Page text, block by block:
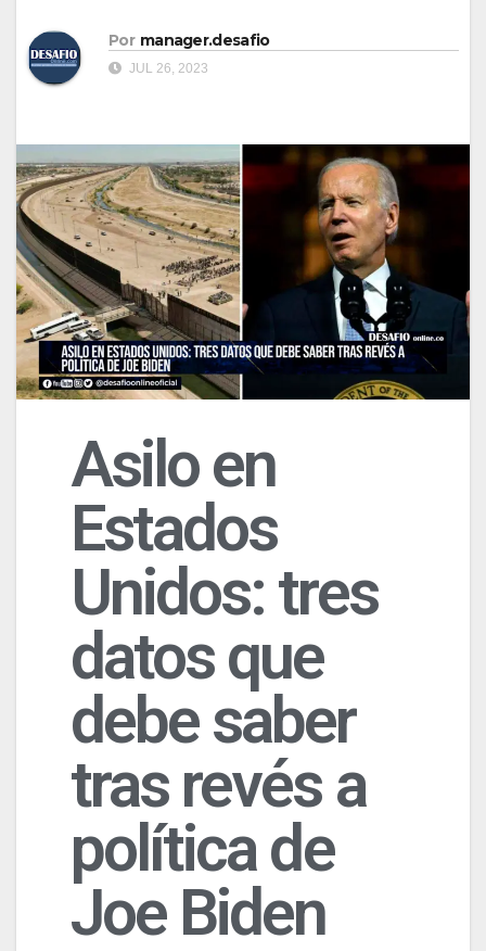
Por manager.desafio
JUL 26, 2023
Asilo en
Estados
Unidos: tres
datos que
debe saber
tras revés a
política de
Joe Biden